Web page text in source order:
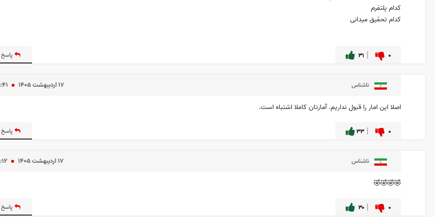
کدام پلتفرم
کدام تحقیق میدانی
۰ ۳۱
ناشناس ۱۷ ارديبهشت ۱۴۰۵
اصلا این امار را قبول نداریم. آمارتان کاملا اشتباه است.
۰ ۳۳
ناشناس ۱۷ ارديبهشت ۱۴۰۵
🤣🤣🤣🤣
۰ ۳۰